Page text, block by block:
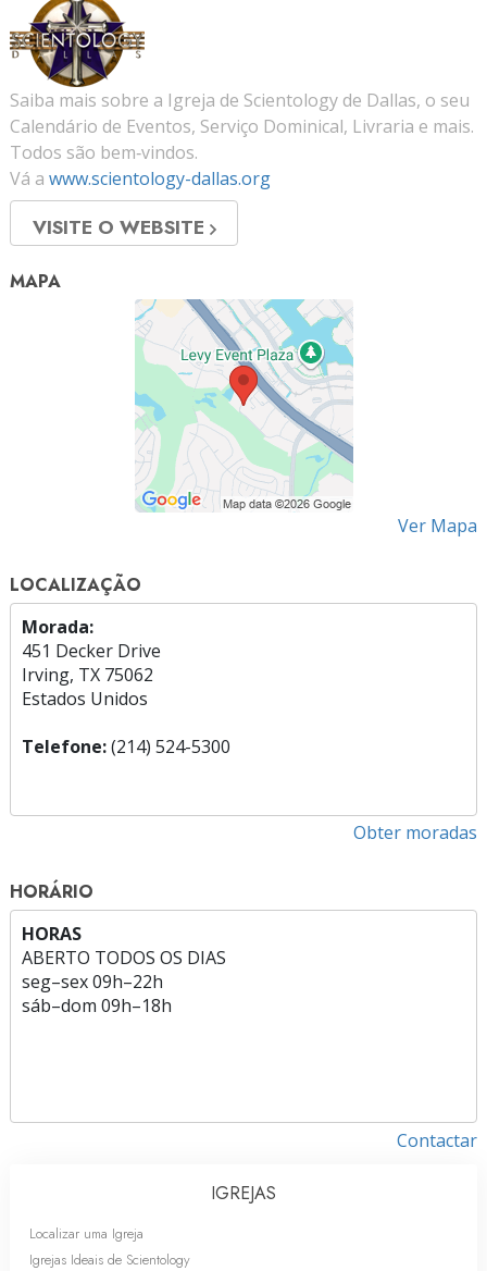
Saiba mais sobre a Igreja de Scientology de Dallas, o seu
Calendário de Eventos, Serviço Dominical, Livraria e mais.
Todos são bem‑vindos.
Vá a www.scientology-dallas.org
VISITE O WEBSITE
MAPA
Ver Mapa
LOCALIZAÇÃO
Morada:
451 Decker Drive
Irving, TX 75062
Estados Unidos
Telefone:(214) 524-5300
Obter moradas
HORÁRIO
HORAS
ABERTO TODOS OS DIAS
seg–sex09h–22h
sáb–dom 09h–18h
Contactar
IGREJAS
Localizar uma Igreja
Igrejas Ideais de Scientology